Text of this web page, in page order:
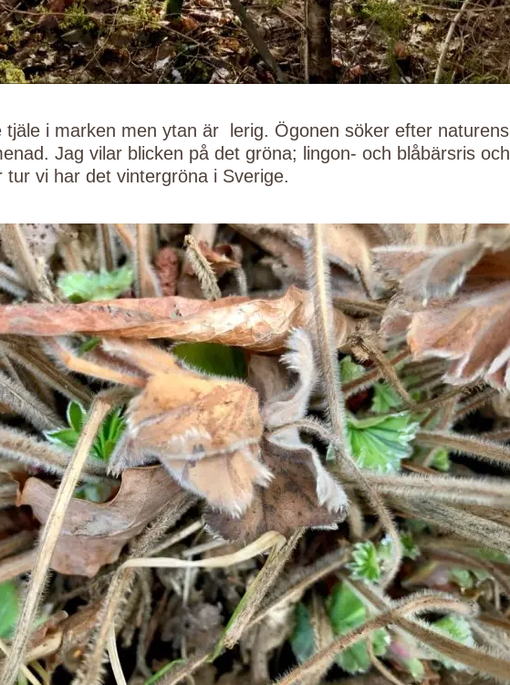
tjäle i marken men ytan är lerig. Ögonen söker efter naturens
Jag vilar blicken på det gröna; lingon- och blåbärsris och
tur vi har det vintergröna i Sverige.